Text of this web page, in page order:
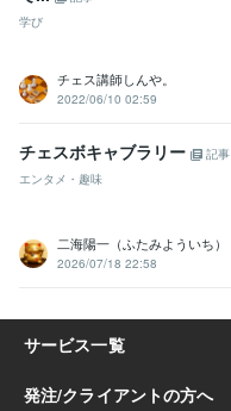
学び
チェス講師しんや。
2022/06/10 02:59
チェスボキャブラリー
記事
エンタメ・趣味
二海陽一（ふたみよういち）
2026/07/18 22:58